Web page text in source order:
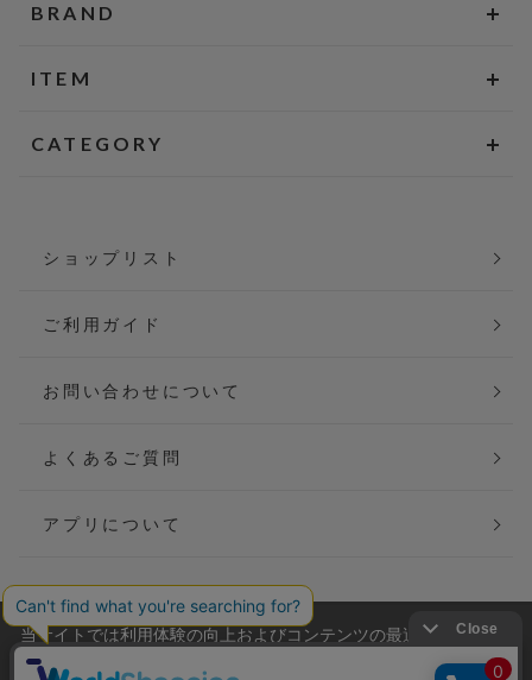
BRAND
ITEM
CATEGORY
ショップリスト
ご利用ガイド
お問い合わせについて
よくあるご質問
アプリについて
会社概要
当サイトでは利用体験の向上およびコンテンツの最適な提供、ト
ラフィックの分析を目的としてCookieを使用しています。